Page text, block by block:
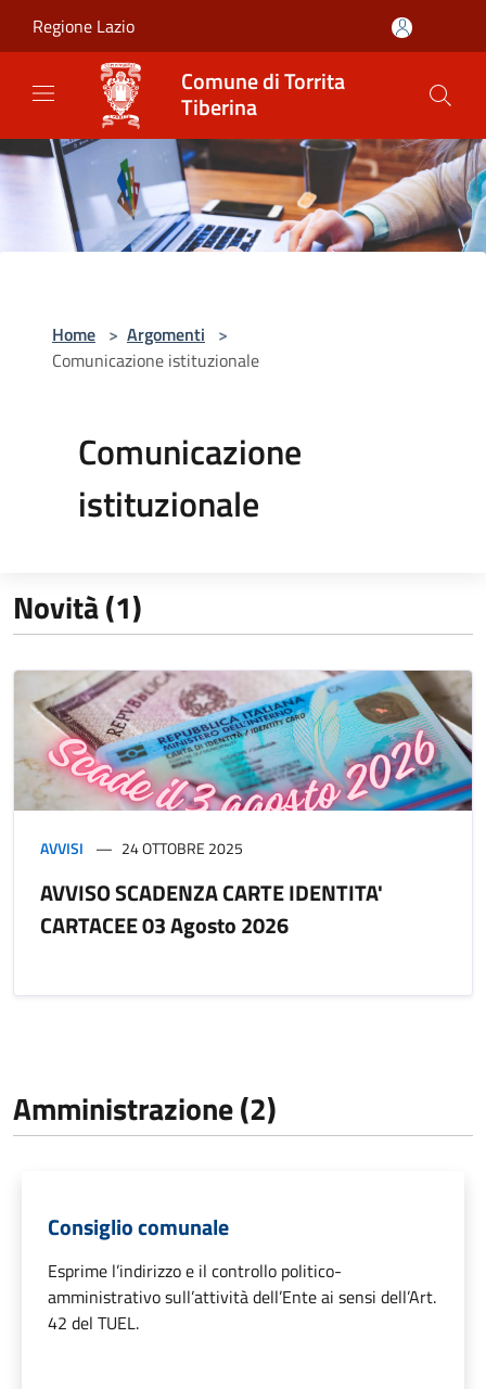
Regione Lazio
Comune di Torrita
Tiberina
Home > Argomenti >
Comunicazione istituzionale
Comunicazione
istituzionale
Novità (1)
AVVISI 24 OTTOBRE 2025
AVVISO SCADENZA CARTE IDENTITA'
CARTACEE 03 Agosto 2026
Amministrazione (2)
Consiglio comunale
Esprime l’indirizzo e il controllo politico-
amministrativo sull’attività dell’Ente ai sensi dell’Art.
42 del TUEL.